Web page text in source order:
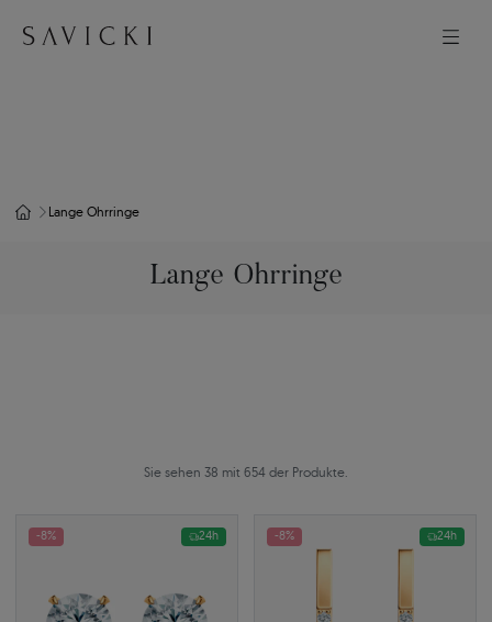
Lange Ohrringe
Lange Ohrringe
Sie sehen 38 mit 654 der Produkte.
-8% 24h -8% 24h